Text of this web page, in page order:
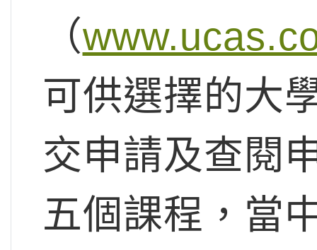
（
可供選擇的大
交申請及查閱
五個課程，當